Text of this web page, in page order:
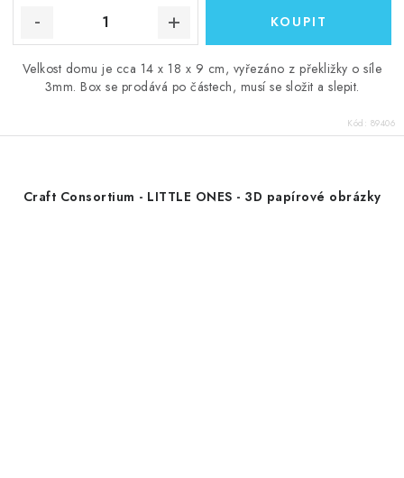
Velkost domu je cca 14 x 18 x 9 cm, vyřezáno z překližky o síle
3mm. Box se prodává po částech, musí se složit a slepit.
Kód: 89406
Craft Consortium - LITTLE ONES - 3D papírové obrázky